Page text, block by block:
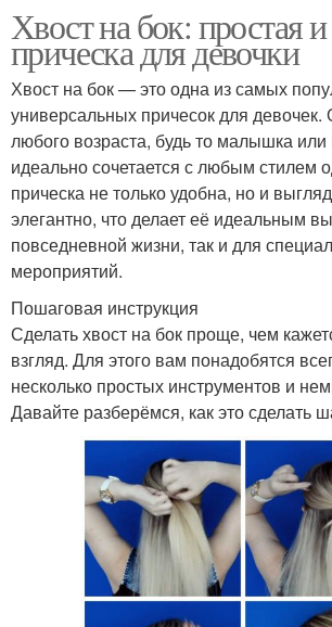
Хвост на бок: простая
прическа для девочки
Хвост на бок — это одна из самых
универсальных причесок для девочек.
любого возраста, будь то малышка или
идеально сочетается с любым стилем
прическа не только удобна, но и
элегантно, что делает её идеальным
повседневной жизни, так и для
мероприятий.
Пошаговая инструкция
Сделать хвост на бок проще, чем
взгляд. Для этого вам понадобятся
несколько простых инструментов и
Давайте разберёмся, как это сделать